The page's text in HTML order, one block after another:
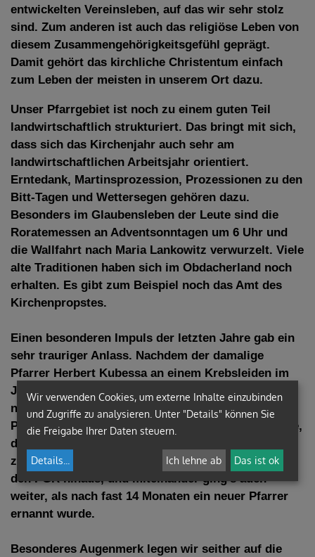
entwickelten Vereinsleben, auf das wir sehr stolz
sind. Zum anderen ist auch das religiöse Leben von
diesem Zusammengehörigkeitsgefühl geprägt.
Damit gehört das kirchliche Christentum einfach
zum Leben der meisten in unserem Ort dazu.
Unser Pfarrgebiet ist noch zu einem guten Teil
landwirtschaftlich strukturiert. Das bringt mit sich,
dass sich das Kirchenjahr auch sehr am
landwirtschaftlichen Arbeitsjahr orientiert.
Erntedank, Martinsprozession, Prozessionen zu den
Bitt-Tagen und Wettersegen gehören dazu.
Besonders im Glaubensleben der Leute sind die
Roratemessen an Adventsonntagen um 6 Uhr und
die Wallfahrt nach Maria Lankowitz verwurzelt. Viele
alte Traditionen haben sich im Obdacherland noch
erhalten. Es gibt zum Beispiel noch das Amt des
Kirchenpropstes.
Einen besonderen Impuls der letzten Jahre gab ein
sehr trauriger Anlass. Nachdem der damalige
Pfarrer Herbert Kubessa an einem Krebsleiden im
Jahre 1997 verstarb, wurde die Pfarre ein Jahr lang
nicht neu besetzt. Der gerade neu gewählte
Pfarrgemeinderat (PGR) hatte plötzlich die Aufgabe,
das ganze pfarrliche Leben aufrechtzuerhalten und
zu gestalten. Miteinander packten alle zu, weit über
den PGR hinaus, und miteinander ging’s auch
weiter, als nach fast 14 Monaten ein neuer Pfarrer
ernannt wurde.
Besonderes Augenmerk legen wir seither auf die
Wir verwenden Cookies, um externe Inhalte einzubinden
und Zugriffe zu analysieren. Unter "Details" können Sie
die Freigabe Ihrer Daten steuern.
Details Ich lehne ab Das ist ok